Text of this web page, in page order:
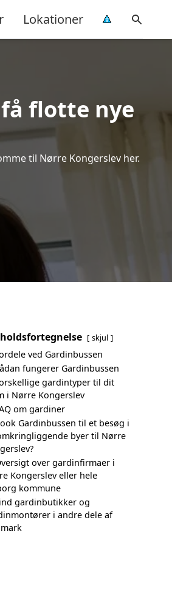
Lokationer
flotte nye
til Nørre Kongerslev her.
skjul
ved Gardinbussen
fungerer Gardinbussen
gardintyper til dit
i Nørre Kongerslev
om gardiner
Gardinbussen til et besøg i
byer til Nørre
over gardinfirmaer i
Kongerslev eller hele
kommune
gardinbutikker og
i andre dele af